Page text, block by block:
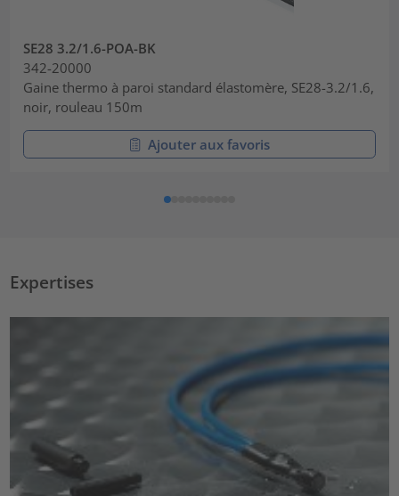
SE28 3.2/1.6-POA-BK
342-20000
Gaine thermo à paroi standard élastomère, SE28-3.2/1.6,
noir, rouleau 150m
Ajouter aux favoris
Expertises